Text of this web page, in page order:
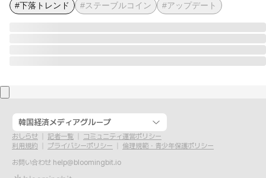
#下落トレンド #ステーブルコイン #アップデート
韓国経済メディアグループ
おしらせ 記者一覧
コミュニティ運営ポリシー
利用規約
プライバシーポリシー
倫理規範・青少年保護ポリシー
お問い合わせ help@bloomingbit.io